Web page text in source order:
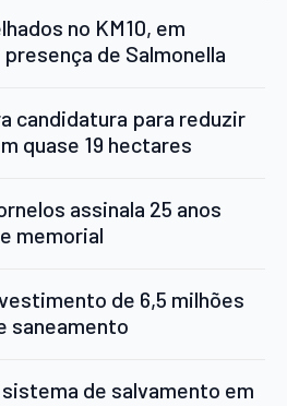
no KM10, em
de Salmonella
candidatura para reduzir
quase 19 hectares
assinala 25 anos
memorial
de 6,5 milhões
saneamento
de salvamento em